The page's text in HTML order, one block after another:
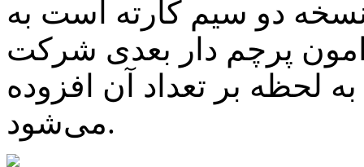
اس ۷ دارای نسخه دو سیم کارته است به
پرچم دار بعدی شرکت
لحظه بر تعداد آن افزوده
می‌شود.